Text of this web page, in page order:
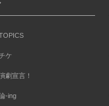
ケ
劇宣言！
-ing